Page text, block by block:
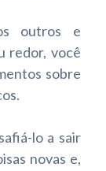
outros e
redor, você
sobre
lo a sair
novas e,